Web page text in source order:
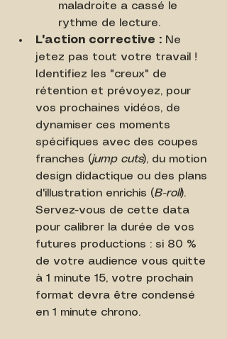
maladroite a cassé le
rythme de lecture.
L'action corrective : Ne
jetez pas tout votre travail !
Identifiez les "creux" de
rétention et prévoyez, pour
vos prochaines vidéos, de
dynamiser ces moments
spécifiques avec des coupes
franches (jump cuts), du motion
design didactique ou des plans
d'illustration enrichis (B-roll).
Servez-vous de cette data
pour calibrer la durée de vos
futures productions : si 80 %
de votre audience vous quitte
à 1 minute 15, votre prochain
format devra être condensé
en 1 minute chrono.